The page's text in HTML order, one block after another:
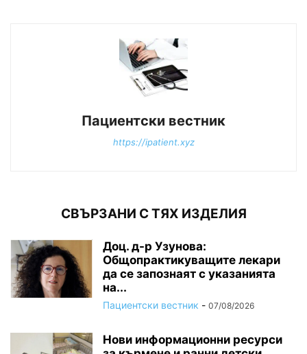
Пациентски вестник
https://ipatient.xyz
СВЪРЗАНИ С ТЯХ ИЗДЕЛИЯ
Доц. д-р Узунова:
Общопрактикуващите лекари
да се запознаят с указанията
на...
Пациентски вестник - 07/08/2026
Нови информационни ресурси